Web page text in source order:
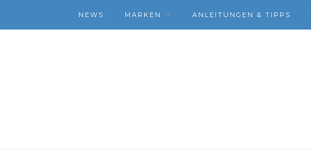
NEWS MARKEN ANLEITUNGEN & TIPPS